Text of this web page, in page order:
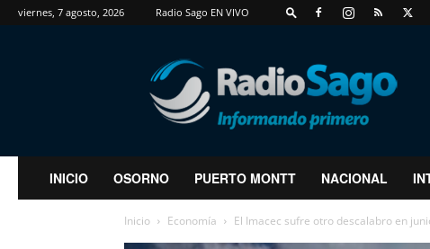
viernes, 7 agosto, 2026 Radio Sago EN VIVO
RadioSago
INICIO OSORNO PUERTO MONTT NACIONAL
Inicio Economía El Imacec sufre otro descalabro en